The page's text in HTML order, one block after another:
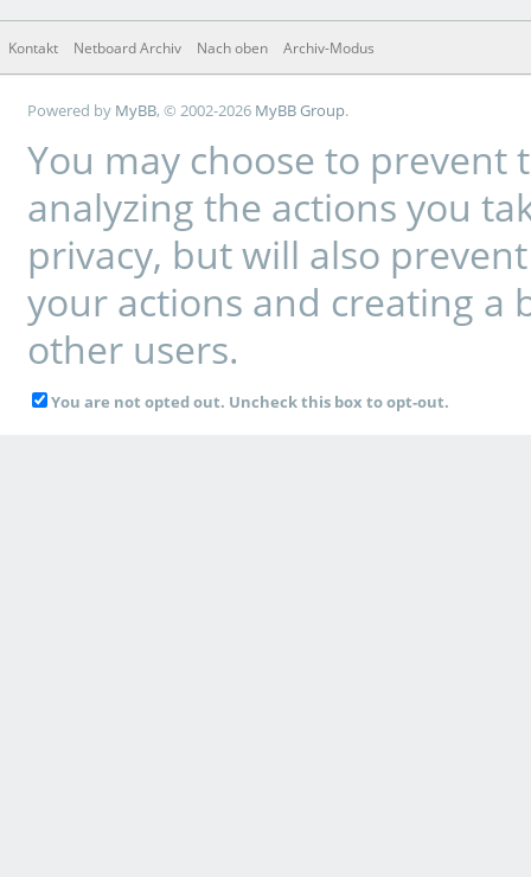
Kontakt Netboard Archiv Nach oben Archiv-Modus
Powered by MyBB, © 2002-2026 MyBB Group.
You may choose to
analyzing the actions you
privacy, but will also
your actions and creating a
other users.
You are not opted out. Uncheck this box to opt-out.